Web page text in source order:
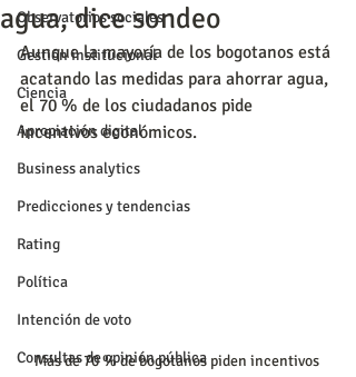
Observatorios sociales
Gestión institucional
Ciencia
Apropiación digital
Business analytics
Predicciones y tendencias
Rating
Política
Intención de voto
Consultas de opinión pública
agua, dice sondeo
Aunque la mayoría de los bogotanos está
acatando las medidas para ahorrar agua,
el 70 % de los ciudadanos pide
incentivos económicos.
Más de 70 % de bogotanos piden incentivos